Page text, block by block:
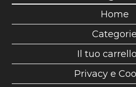
Home
Categorie
Il tuo carrello
Privacy e